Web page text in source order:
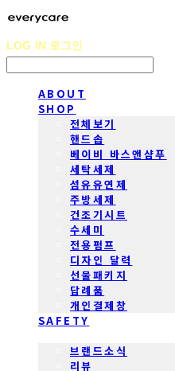
LOG IN 로그인
ABOUT
SHOP
전체보기
핸드솝
베이비 바스앤샴푸
세탁세제
섬유유연제
주방세제
건조기시트
수세미
전용펌프
디자인 달력
선물패키지
답례품
개인결제창
SAFETY
브랜드소식
리뷰